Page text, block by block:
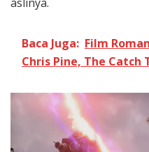
Baca Juga: Film
Chris Pine, The Catch